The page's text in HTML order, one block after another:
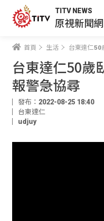
TITV NEWS
原視新聞網
首頁 生活 台東達仁50
台東達仁50歲
報警急協尋
發布：2022-08-25 18:40
台東達仁
udjuy